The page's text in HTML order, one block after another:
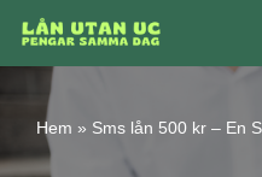
Hoppa
innehåll
Hem » Sms lån 500 kr – En